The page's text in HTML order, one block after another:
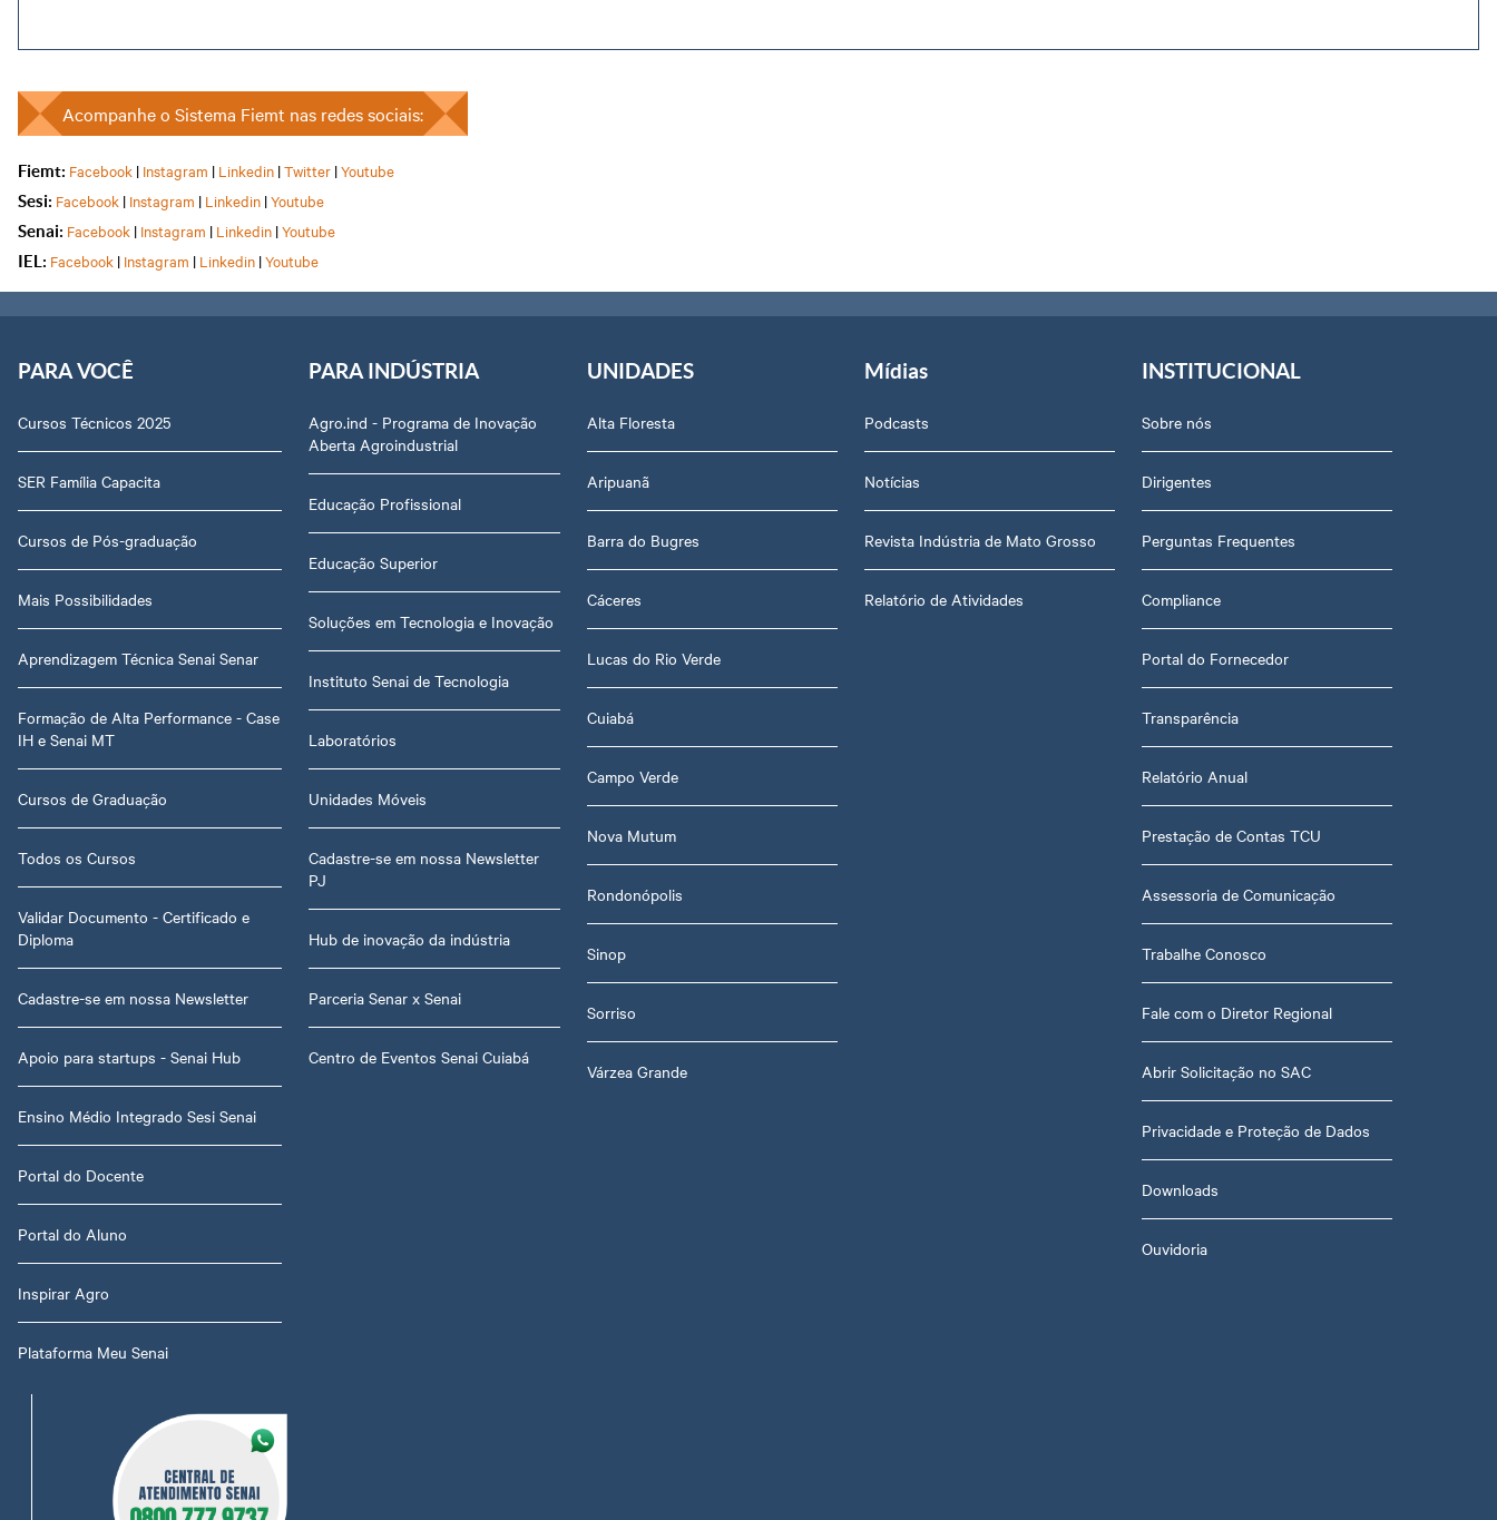
Acompanhe o Sistema Fiemt nas redes sociais:
Fiemt: Facebook | Instagram | Linkedin |Twitter |Youtube
Sesi: Facebook | Instagram | Linkedin |Youtube
Senai: Facebook | Instagram | Linkedin |Youtube
IEL: Facebook | Instagram | Linkedin |Youtube
PARA VOCÊ
Cursos Técnicos 2025
SER Família Capacita
Cursos de Pós-graduação
Mais Possibilidades
Aprendizagem Técnica Senai Senar
Formação de Alta Performance - Case
IH e Senai MT
Cursos de Graduação
Todos os Cursos
Validar Documento - Certificado e
Diploma
Cadastre-se em nossa Newsletter
Apoio para startups - Senai Hub
Ensino Médio Integrado Sesi Senai
Portal do Docente
Portal do Aluno
Inspirar Agro
Plataforma Meu Senai
PARA INDÚSTRIA
Agro.ind - Programa de Inovação
Aberta Agroindustrial
Educação Profissional
Educação Superior
Soluções em Tecnologia e Inovação
Instituto Senai de Tecnologia
Laboratórios
Unidades Móveis
Cadastre-se em nossa Newsletter
PJ
Hub de inovação da indústria
Parceria Senar x Senai
Centro de Eventos Senai Cuiabá
UNIDADES
Alta Floresta
Aripuanã
Barra do Bugres
Cáceres
Lucas do Rio Verde
Cuiabá
Campo Verde
Nova Mutum
Rondonópolis
Sinop
Sorriso
Várzea Grande
Mídias
Podcasts
Notícias
Revista Indústria de Mato Grosso
Relatório de Atividades
INSTITUCIONAL
Sobre nós
Dirigentes
Perguntas Frequentes
Compliance
Portal do Fornecedor
Transparência
Relatório Anual
Prestação de Contas TCU
Assessoria de Comunicação
Trabalhe Conosco
Fale com o Diretor Regional
Abrir Solicitação no SAC
Privacidade e Proteção de Dados
Downloads
Ouvidoria